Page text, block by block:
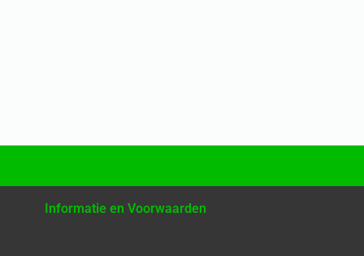
Informatie en Voorwaarden